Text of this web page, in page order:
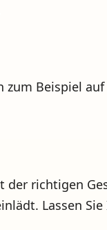
Beispiel auf
der richtigen
Lassen